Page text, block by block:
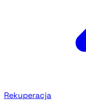
Rekuperacja